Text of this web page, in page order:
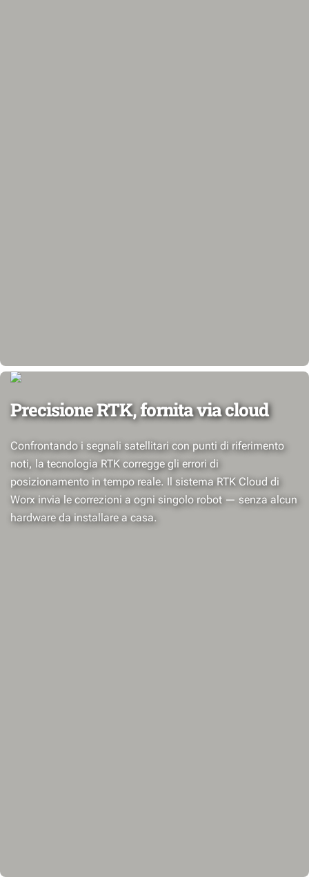
Precisione RTK, fornita via cloud
Confrontando i segnali satellitari con punti di riferimento
noti, la tecnologia RTK corregge gli errori di
posizionamento in tempo reale. Il sistema RTK Cloud di
Worx invia le correzioni a ogni singolo robot — senza alcun
hardware da installare a casa.